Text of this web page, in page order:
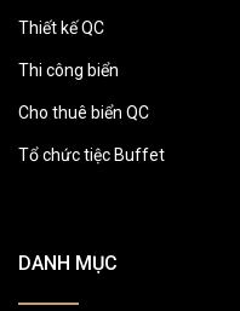
Thiết kế QC
Thi công biển
Cho thuê biển QC
Tổ chức tiệc Buffet
DANH MỤC